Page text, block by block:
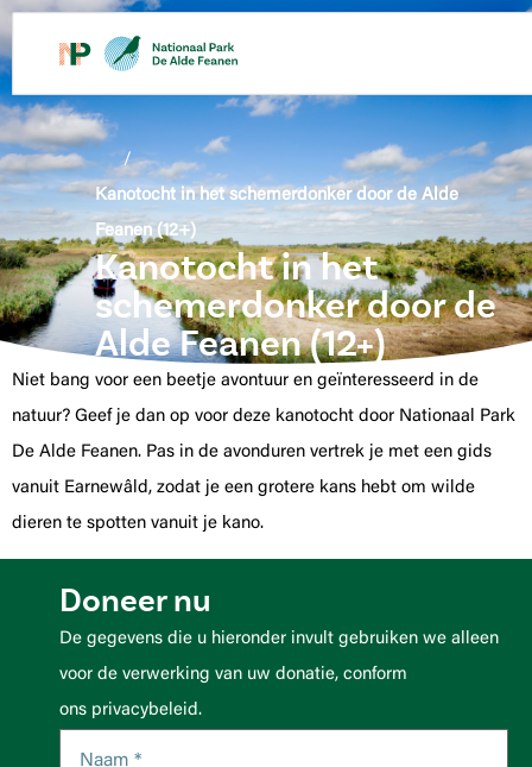
de
inhoud
/
Kanotocht in het schemerdonker door de Alde
Feanen (12+)
Kanotocht in het
schemerdonker door de
Alde Feanen (12+)
Niet bang voor een beetje avontuur en geïnteresseerd in de
natuur? Geef je dan op voor deze kanotocht door Nationaal Park
De Alde Feanen. Pas in de avonduren vertrek je met een gids
vanuit Earnewâld, zodat je een grotere kans hebt om wilde
dieren te spotten vanuit je kano.
Doneer nu
De gegevens die u hieronder invult gebruiken we alleen
voor de verwerking van uw donatie, conform
ons privacybeleid.